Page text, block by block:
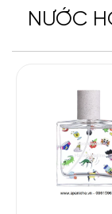
NƯỚC